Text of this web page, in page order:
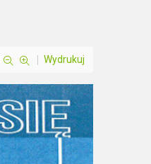
Wydrukuj